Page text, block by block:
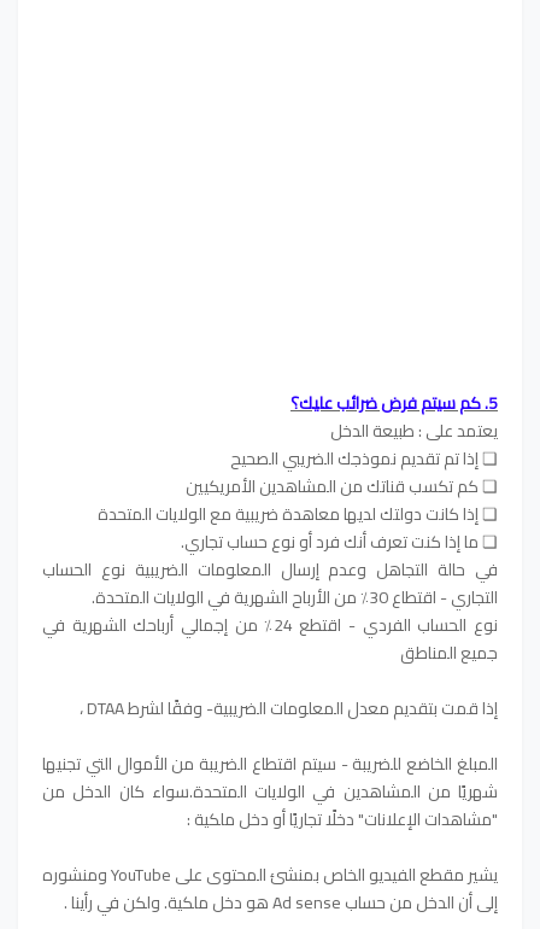
5. كم سيتم فرض ضرائب عليك؟
يعتمد على : طبيعة الدخل
❏ إذا تم تقديم نموذجك الضريبي الصحيح
❏ كم تكسب قناتك من المشاهدين الأمريكيين
❏ إذا كانت دولتك لديها معاهدة ضريبية مع الولايات المتحدة
❏ ما إذا كنت تعرف أنك فرد أو نوع حساب تجاري.
في حالة التجاهل وعدم إرسال المعلومات الضريبية نوع الحساب
التجاري - اقتطاع 30٪ من الأرباح الشهرية في الولايات المتحدة.
نوع الحساب الفردي - اقتطع 24٪ من إجمالي أرباحك الشهرية في
جميع المناطق
إذا قمت بتقديم معدل المعلومات الضريبية- وفقًا لشرط DTAA ،
المبلغ الخاضع للضريبة - سيتم اقتطاع الضريبة من الأموال التي تجنيها
شهريًا من المشاهدين في الولايات المتحدة.سواء كان الدخل من
"مشاهدات الإعلانات" دخلًا تجاريًا أو دخل ملكية :
يشير مقطع الفيديو الخاص بمنشئ المحتوى على YouTube ومنشوره
إلى أن الدخل من حساب Ad sense هو دخل ملكية. ولكن في رأينا .